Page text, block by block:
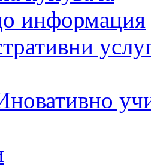
информация